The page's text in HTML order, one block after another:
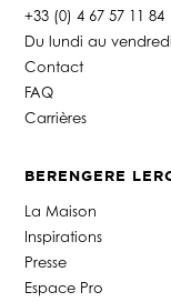
+33 (0) 4 67 57 11 84
Du lundi au
Contact
FAQ
Carrières
BERENGERE
La Maison
Inspirations
Presse
Espace Pro